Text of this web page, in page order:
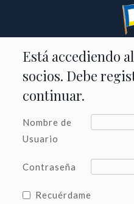
Está accediendo
socios. Debe
continuar.
Nombre de
Usuario
Contraseña
Recuérdame